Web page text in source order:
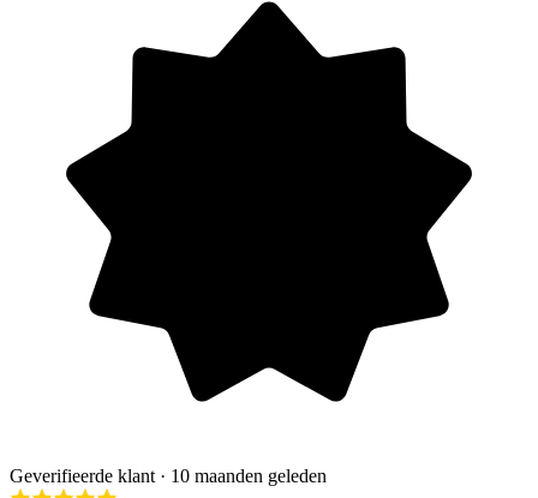
Geverifieerde klant · 10 maanden geleden